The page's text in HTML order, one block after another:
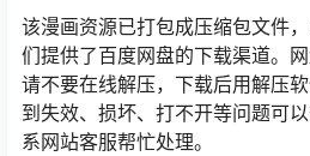
该漫画资源已打包成压缩包文件
们提供了百度网盘的下载渠道。网
请不要在线解压，下载后用解压
到失效、损坏、打不开等问题可
系网站客服帮忙处理。